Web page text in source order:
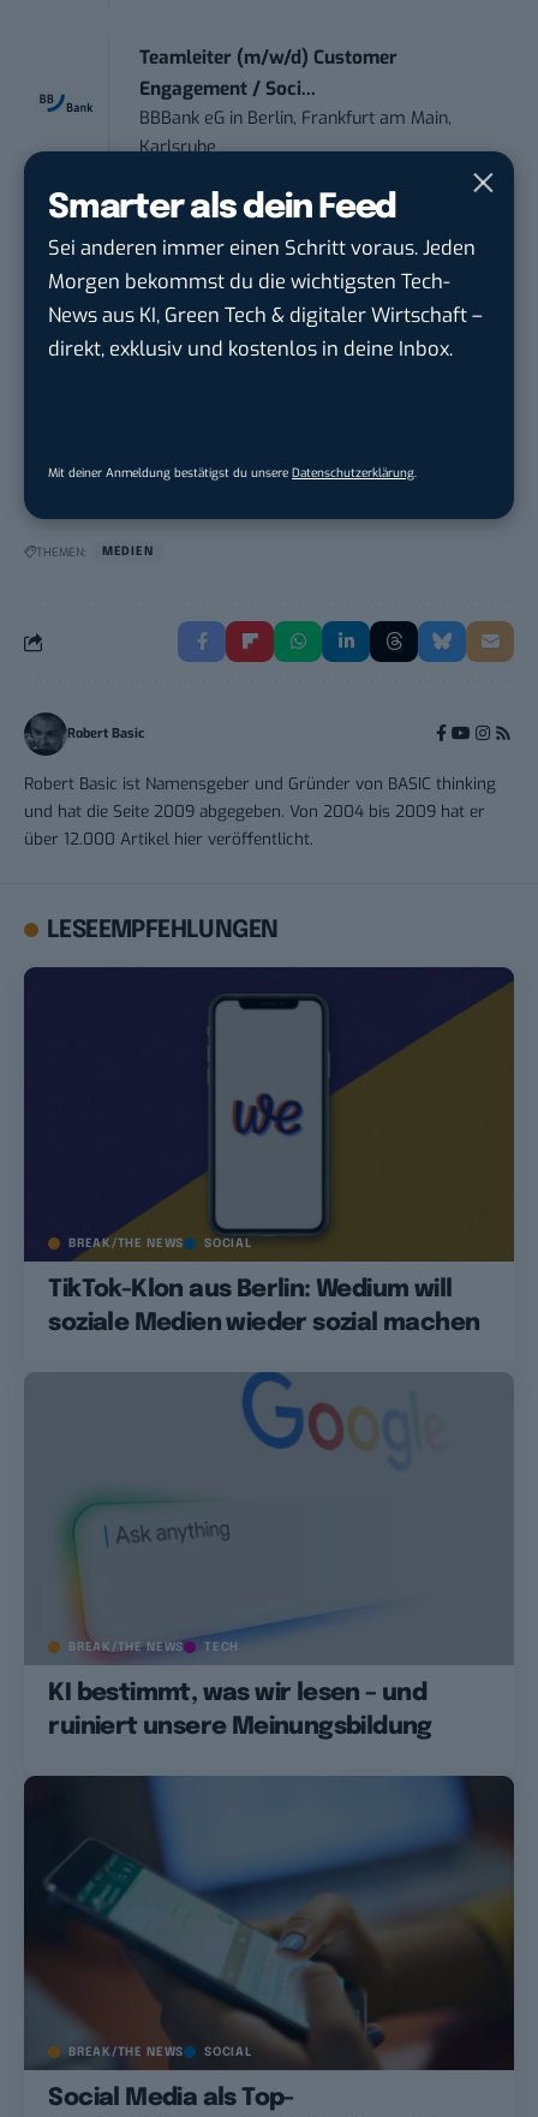
Smarter als dein Feed
Sei anderen immer einen Schritt voraus. Jeden
Morgen bekommst du die wichtigsten Tech-
News aus KI, Green Tech & digitaler Wirtschaft –
direkt, exklusiv und kostenlos in deine Inbox.
Mit deiner Anmeldung bestätigst du unsere Datenschutzerklärung
Teamleiter (m/w/d) Customer
Engagement / Soci...
BBBank eG in Berlin, Frankfurt am Main,
Karlsruhe
Content Manager (m/w/g) mit
Schwerpunkt Socia...
LEUCHTTURM1917inGeesthacht
Marketing Manager Social Media and
THEMEN: MEDIEN
Robert Basic
Robert Basic ist Namensgeber und Gründer von BASIC thinking
und hat die Seite 2009 abgegeben. Von 2004 bis 2009 hat er
über 12.000 Artikel hier veröffentlicht.
LESEEMPFEHLUNGEN
BREAK/THE NEWS SOCIAL
TikTok-Klon aus Berlin: Wedium will
soziale Medien wieder sozial machen
BREAK/THE NEWS TECH
KI bestimmt, was wir lesen – und
ruiniert unsere Meinungsbildung
BREAK/THE NEWS SOCIAL
Social Media als Top-